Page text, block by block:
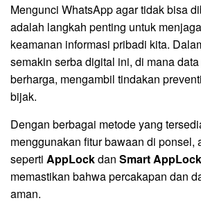
Mengunci WhatsApp agar tidak bisa
adalah langkah penting untuk
keamanan informasi pribadi kita.
semakin serba digital ini, di mana
berharga, mengambil tindakan
bijak.
Dengan berbagai metode yang
menggunakan fitur bawaan di ponsel,
seperti AppLockdan Smart AppLock
memastikan bahwa percakapan dan
aman.